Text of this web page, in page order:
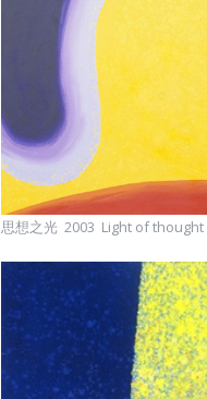
思想之光 2003 Light of thought